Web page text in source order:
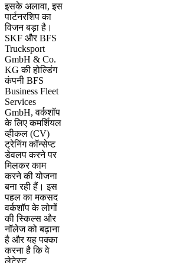
इसके अलावा, इस
पार्टनरशिप का
विजन बड़ा है।
SKF और BFS
Trucksport
GmbH & Co.
KG की होल्डिंग
कंपनी BFS
Business Fleet
Services
GmbH, वर्कशॉप
के लिए कमर्शियल
व्हीकल (CV)
ट्रेनिंग कॉन्सेप्ट
डेवलप करने पर
मिलकर काम
करने की योजना
बना रही हैं। इस
पहल का मकसद
वर्कशॉप के लोगों
की स्किल्स और
नॉलेज को बढ़ाना
है और यह पक्का
करना है कि वे
लेटेस्ट